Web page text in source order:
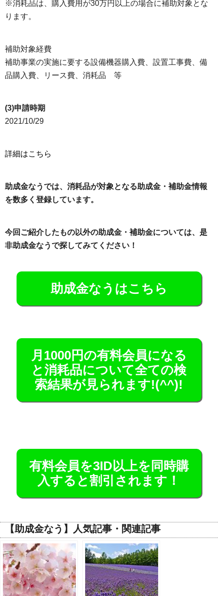
※消耗品は、購入費用が30万円以上の場合に補助対象とな
ります。
補助対象経費
補助事業の実施に要する設備機器購入費、設置工事費、備
品購入費、リース費、消耗品 等
(3)申請時期
2021/10/29
詳細はこちら
助成金なうでは、消耗品が対象となる助成金・補助金情報
を数多く登録しています。
今回ご紹介したもの以外の助成金・補助金については、是
非助成金なうで探してみてください！
助成金なうはこちら
月1000円の有料会員になる
と消耗品について全ての検
索結果が見られます!(^^)!
有料会員を3ID以上を同時購
入すると割引されます！
【助成金なう】人気記事・関連記事